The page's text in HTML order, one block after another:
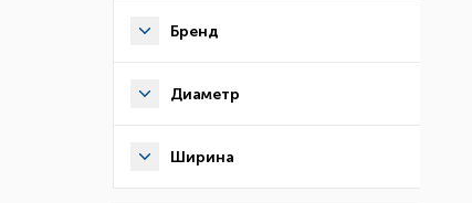
Бренд
Диаметр
Ширина